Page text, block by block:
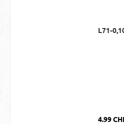
L71-
4.99